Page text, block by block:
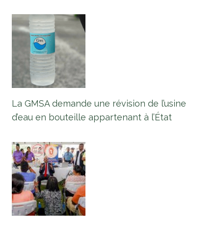
La GMSA demande une révision de l’usine
d’eau en bouteille appartenant à l’État